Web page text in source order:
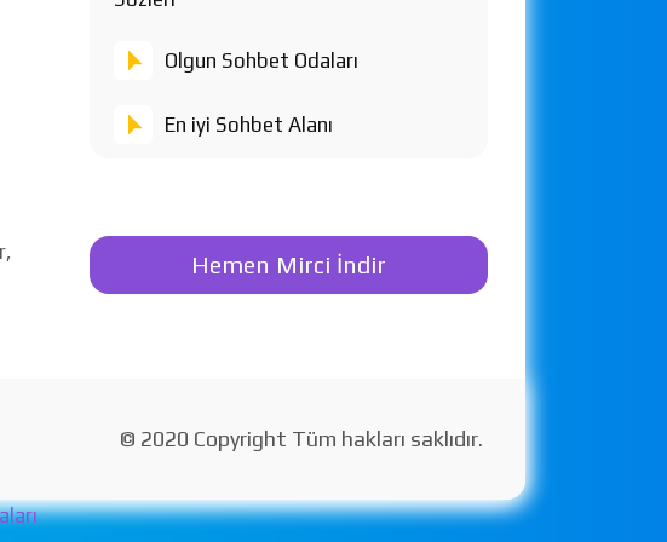
Olgun Sohbet Odaları
En iyi Sohbet Alanı
Hemen Mirci İndir
© 2020 Copyright Tüm hakları saklıdır.